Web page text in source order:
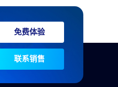
免费体验
联系销售